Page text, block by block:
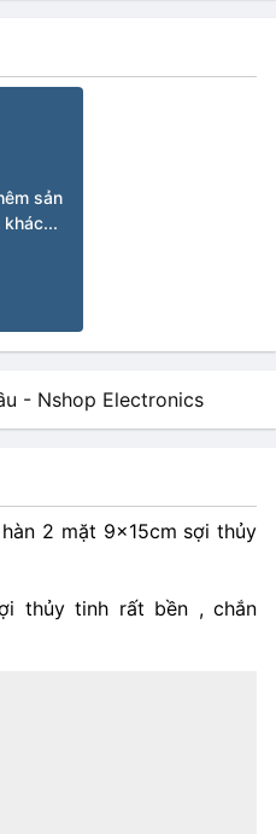
sản
khác...
2 mặt 9x15cm sợi thủy
thủy tinh rất bền , chắn